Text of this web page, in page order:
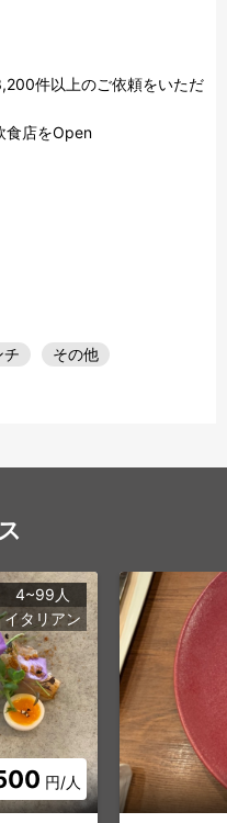
件以上のご依頼をいただ
食店をOpen
チ
その他
円/人
4~99人
イタリアン